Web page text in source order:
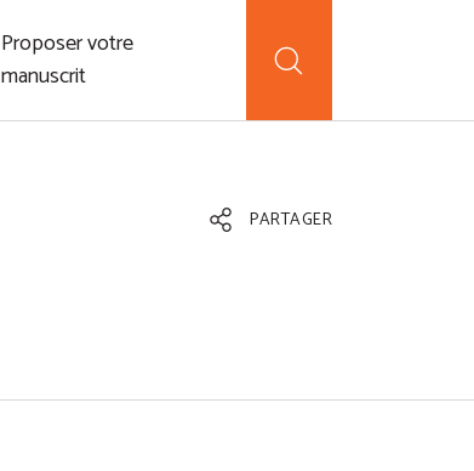
Proposer votre
manuscrit
PARTAGER